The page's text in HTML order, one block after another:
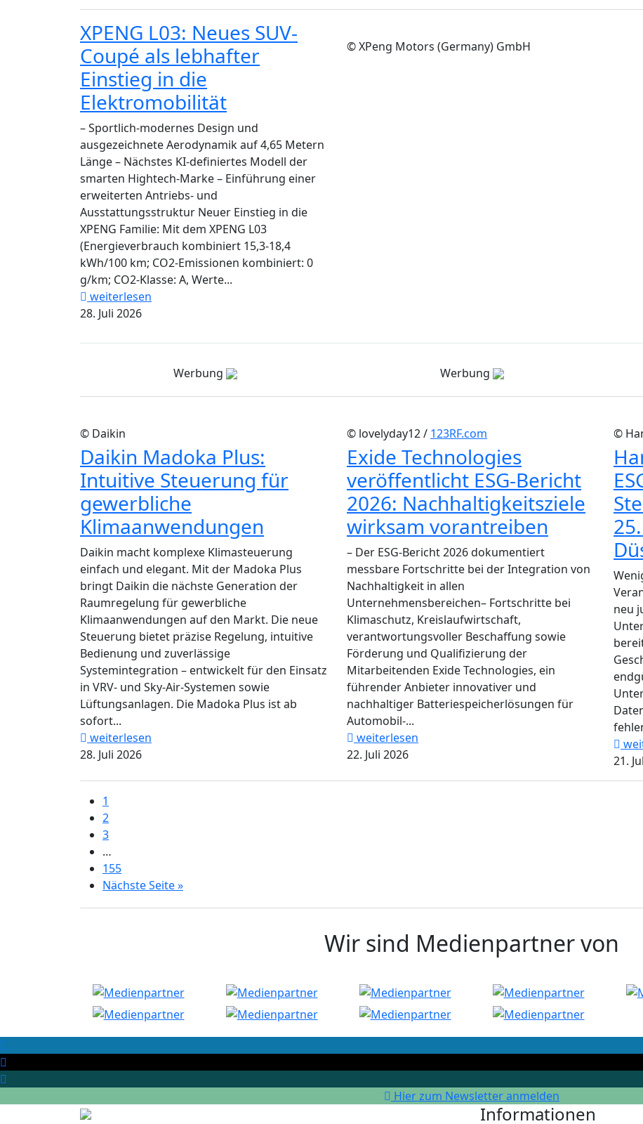
© XPeng Motors (Germany) GmbH
XPENG L03: Neues SUV-
Coupé als lebhafter
Einstieg in die
Elektromobilität
– Sportlich-modernes Design und
ausgezeichnete Aerodynamik auf 4,65 Metern
Länge – Nächstes KI-definiertes Modell der
smarten Hightech-Marke – Einführung einer
erweiterten Antriebs- und
Ausstattungsstruktur Neuer Einstieg in die
XPENG Familie: Mit dem XPENG L03
(Energieverbrauch kombiniert 15,3-18,4
kWh/100 km; CO2-Emissionen kombiniert: 0
g/km; CO2-Klasse: A, Werte...
weiterlesen
28. Juli 2026
Werbung Werbung
© Daikin
Daikin Madoka Plus:
Intuitive Steuerung für
gewerbliche
Klimaanwendungen
Daikin macht komplexe Klimasteuerung
einfach und elegant. Mit der Madoka Plus
bringt Daikin die nächste Generation der
Raumregelung für gewerbliche
Klimaanwendungen auf den Markt. Die neue
Steuerung bietet präzise Regelung, intuitive
Bedienung und zuverlässige
Systemintegration – entwickelt für den Einsatz
in VRV- und Sky-Air-Systemen sowie
Lüftungsanlagen. Die Madoka Plus ist ab
sofort...
weiterlesen
28. Juli 2026
© lovelyday12 / 123RF.com
Exide Technologies
veröffentlicht ESG-Bericht
2026: Nachhaltigkeitsziele
wirksam vorantreiben
– Der ESG-Bericht 2026 dokumentiert
messbare Fortschritte bei der Integration von
Nachhaltigkeit in allen
Unternehmensbereichen– Fortschritte bei
Klimaschutz, Kreislaufwirtschaft,
verantwortungsvoller Beschaffung sowie
Förderung und Qualifizierung der
Mitarbeitenden Exide Technologies, ein
führender Anbieter innovativer und
nachhaltiger Batteriespeicherlösungen für
Automobil-...
weiterlesen
22. Juli 2026
©
neu
21.
1
2
3
…
155
Nächste Seite »
Wir sind Medienpartner von
Hier zum Newsletter anmelden
Informationen